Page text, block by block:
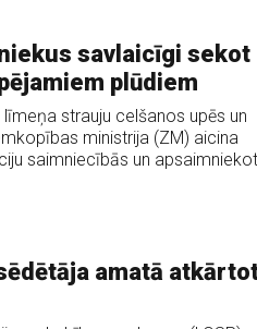
savlaicīgi sekot
plūdiem
strauju celšanos upēs un
ministrija (ZM) aicina
saimniecībās un
amatā